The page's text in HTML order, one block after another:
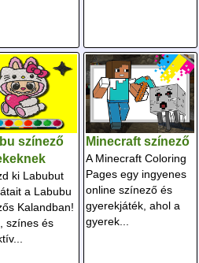
színező
ki Labubut
a Labubu
Kalandban!
színes és
Minecraft színező
A Minecraft Coloring
Pages egy ingyenes
online színező és
gyerekjáték, ahol a
gyerek...